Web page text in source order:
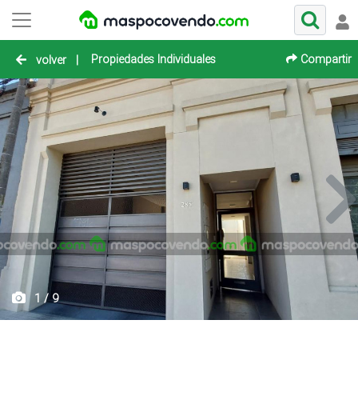
volver | Propiedades Individuales Compartir
1 / 9